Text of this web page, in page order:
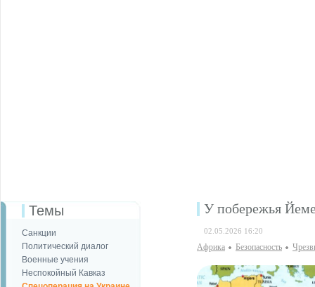
Темы
Санкции
Политический диалог
Военные учения
Неспокойный Кавказ
У побережья
02.05.2026 16:20
Африка Безопаcность